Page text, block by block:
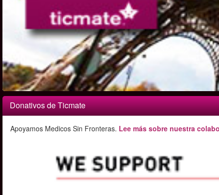
Donativos de Ticmate
Apoyamos Medicos Sin Fronteras. Lee más sobre nuestra